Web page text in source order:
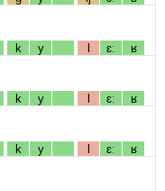
k y l ɛː ʁ
k y l ɛː ʁ
k y l ɛː ʁ